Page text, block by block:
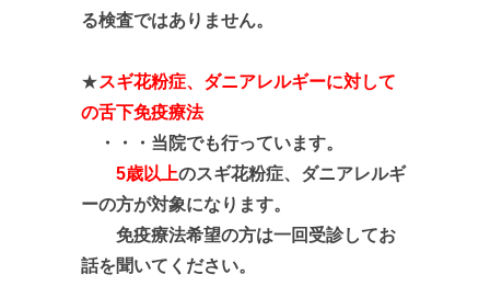
る検査ではありません。
★スギ花粉症、ダニアレルギーに対して
の舌下免疫療法
・・・当院でも行っています。
5歳以上のスギ花粉症、ダニアレルギ
ーの方が対象になります。
免疫療法希望の方は一回受診してお
話を聞いてください。